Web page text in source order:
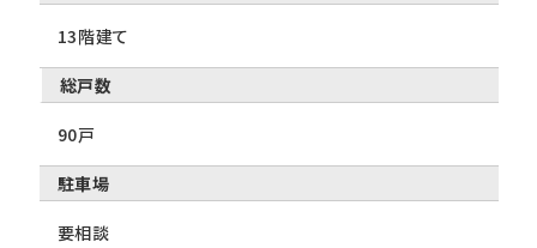
13階建て
総戸数
90戸
駐車場
要相談